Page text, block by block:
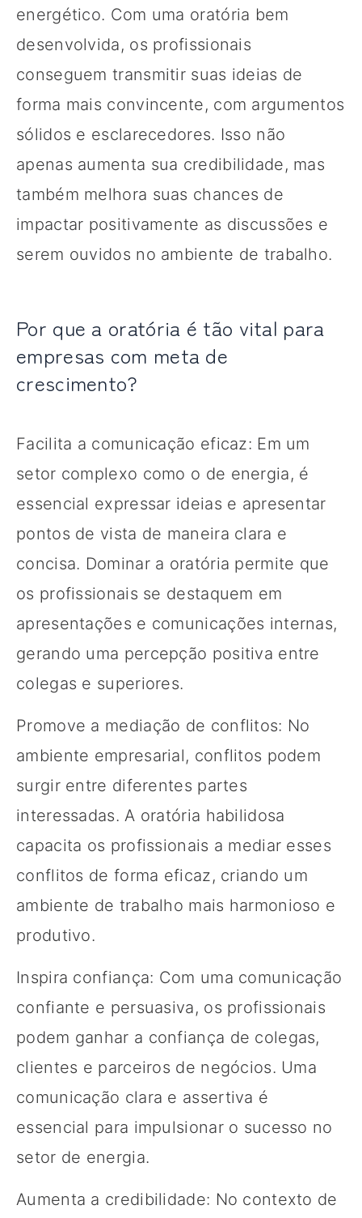
energético. Com uma oratória bem
desenvolvida, os profissionais
conseguem transmitir suas ideias de
forma mais convincente, com argumentos
sólidos e esclarecedores. Isso não
apenas aumenta sua credibilidade, mas
também melhora suas chances de
impactar positivamente as discussões e
serem ouvidos no ambiente de trabalho.
Por que a oratória é tão vital para
empresas com meta de
crescimento?
Facilita a comunicação eficaz: Em um
setor complexo como o de energia, é
essencial expressar ideias e apresentar
pontos de vista de maneira clara e
concisa. Dominar a oratória permite que
os profissionais se destaquem em
apresentações e comunicações internas,
gerando uma percepção positiva entre
colegas e superiores.
Promove a mediação de conflitos: No
ambiente empresarial, conflitos podem
surgir entre diferentes partes
interessadas. A oratória habilidosa
capacita os profissionais a mediar esses
conflitos de forma eficaz, criando um
ambiente de trabalho mais harmonioso e
produtivo.
Inspira confiança: Com uma comunicação
confiante e persuasiva, os profissionais
podem ganhar a confiança de colegas,
clientes e parceiros de negócios. Uma
comunicação clara e assertiva é
essencial para impulsionar o sucesso no
setor de energia.
Aumenta a credibilidade: No contexto de